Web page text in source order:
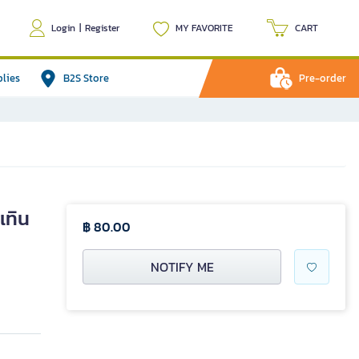
Login | Register MY FAVORITE CART
B2S Store Pre-order
ทิน
฿ 80.00
NOTIFY ME